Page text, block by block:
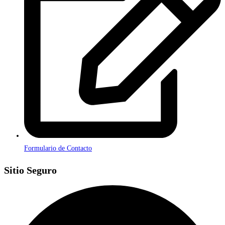
Formulario de Contacto
Sitio Seguro